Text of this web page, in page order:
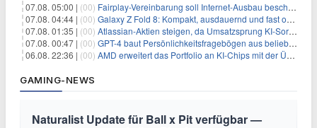
07.08. 05:00 | (00) Fairplay-Vereinbarung soll Internet-Ausbau beschleunigen
07.08. 04:44 | (00) Galaxy Z Fold 8: Kompakt, ausdauernd und fast ohne Falte
07.08. 01:35 | (00) Atlassian-Aktien steigen, da Umsatzsprung KI-Sorgen dämpft
07.08. 00:47 | (00) GPT-4 baut Persönlichkeitsfragebögen aus beliebigen Texten und sagt Antworten voraus
06.08. 22:36 | (00) AMD erweitert das Portfolio an KI-Chips mit der Übernahme von Taalas
GAMING-NEWS
Naturalist Update für Ball x Pit verfügbar —